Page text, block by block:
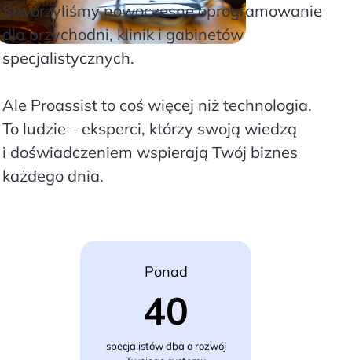
Stworzyliśmy nowoczesne oprogramowanie
dla przychodni, klinik i gabinetów
specjalistycznych.
Ale Proassist to coś więcej niż technologia.
To ludzie – eksperci, którzy swoją wiedzą
i doświadczeniem wspierają Twój biznes
każdego dnia.
Ponad
40
specjalistów dba o rozwój